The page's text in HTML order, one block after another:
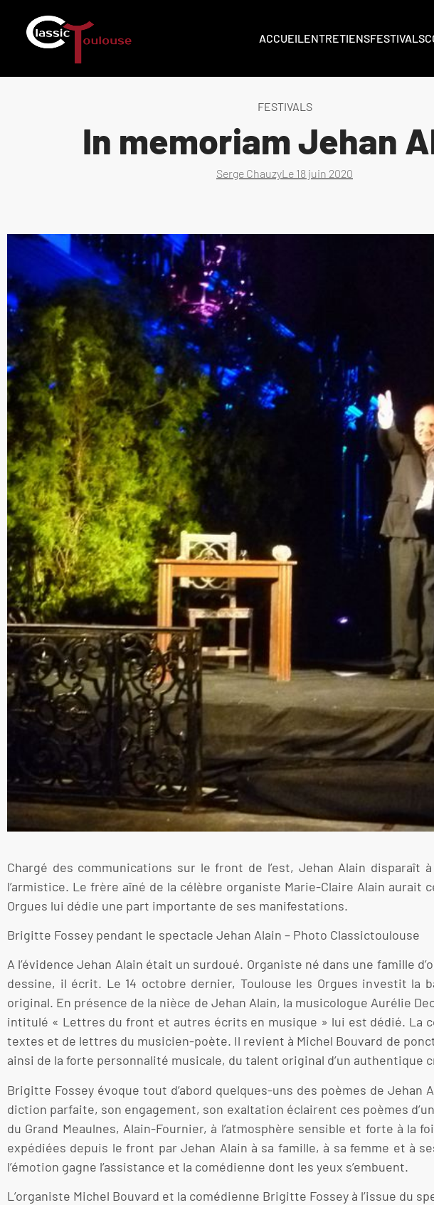
ACCUEILENTRETIENSFESTIVALS
FESTIVALS
In memoriam Jehan
Serge ChauzyLe 18 juin 2020
Chargé des communications sur le front de l’est, Jehan Alain disparaît
l’armistice. Le frère aîné de la célèbre organiste Marie-Claire Alain
Orgues lui dédie une part importante de ses manifestations.
Brigitte Fossey pendant le spectacle Jehan Alain – Photo Classictoulouse
A l’évidence Jehan Alain était un surdoué. Organiste né dans une famille
dessine, il écrit. Le 14 octobre dernier, Toulouse les Orgues investit la
original. En présence de la nièce de Jehan Alain, la musicologue Aurélie
intitulé « Lettres du front et autres écrits en musique » lui est dédié. La
textes et de lettres du musicien-poète. Il revient à Michel Bouvard de
ainsi de la forte personnalité musicale, du talent original d’un authentique
Brigitte Fossey évoque tout d’abord quelques-uns des poèmes de
diction parfaite, son engagement, son exaltation éclairent ces poèmes
du Grand Meaulnes, Alain-Fournier, à l’atmosphère sensible et forte à la
expédiées depuis le front par Jehan Alain à sa famille, à sa femme et à
l’émotion gagne l’assistance et la comédienne dont les yeux s’embuent.
L’organiste Michel Bouvard et la comédienne Brigitte Fossey à l’issue du